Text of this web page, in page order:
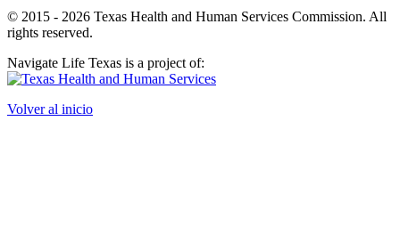
© 2015 - 2026 Texas Health and Human Services Commission. All
rights reserved.
Navigate Life Texas is a project of:
Volver al inicio